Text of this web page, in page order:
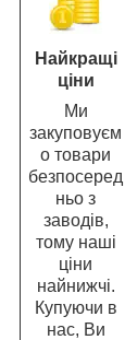
Найкращі
ціни
Ми
закуповуєм
о товари
безпосеред
ньо з
заводів,
тому наші
ціни
найнижчі.
Купуючи в
нас, Ви